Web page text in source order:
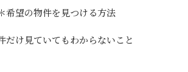
希望の物件を見つける方法
だけ見ていてもわからないこと